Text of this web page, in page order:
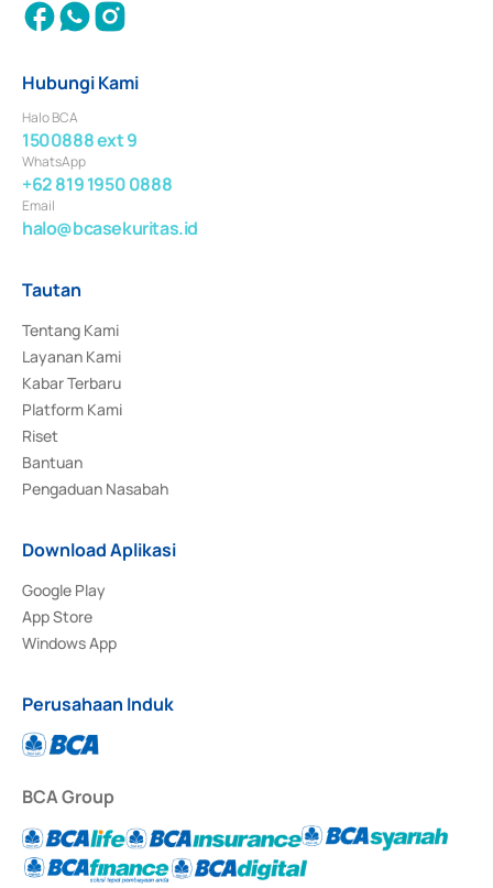
Hubungi Kami
Halo BCA
1500888 ext 9
WhatsApp
+62 819 1950 0888
Email
halo@bcasekuritas.id
Tautan
Tentang Kami
Layanan Kami
Kabar Terbaru
Platform Kami
Riset
Bantuan
Pengaduan Nasabah
Download Aplikasi
Google Play
App Store
Windows App
Perusahaan Induk
BCA Group